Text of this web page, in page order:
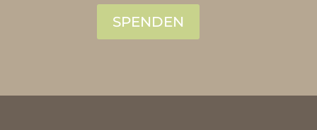
SPENDEN